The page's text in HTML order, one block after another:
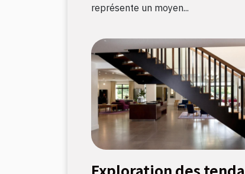
représente un moyen...